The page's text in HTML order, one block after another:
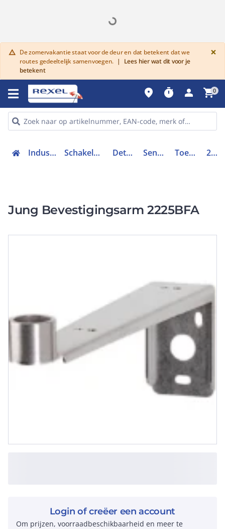
warning De zomervakantie staat voor de deur en dat betekent dat we
routes gedeeltelijk samenvoegen. |
Lees hier wat dit voor je
betekent
×
place timer person shopping_cart0
Industriele componenten Schakelen, bedienen en signaleren Detectie en sensoren Sensoren toebehoren Toebehoren sensoren 2225BFA
Jung Bevestigingsarm 2225BFA
Login of creëer een account
Om prijzen, voorraadbeschikbaarheid en meer te